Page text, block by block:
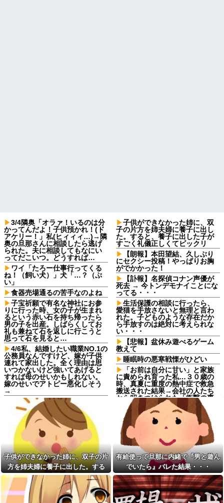
3/4隣奥「オラァ！いるのは分
かってんだよ！子供預かれ！(ド
アケリー！」私(ヒィィィ…)→隣
奥の旦那さんに相談したら逃げ
られた。夫に相談してもなにい
ってだこいつ。どうすれば…
ワイ「たろー仕事行ってくる
ね！（飼い犬）」犬「…？（ぷ
い」
食器売場通るの苦手なのよね
子宝祈願で有名な神社にお参
りに行った時、女の子が生まれ
るという赤い石を持ち帰ったら
男の子を出産。しばらくしてお
礼も兼ねて石を返しに行こうと
思って石を見ると…
4/6私、結婚したい職業NO.1の
公務員なんですけど、嫁が子供
連れて家出した。全く理由は思
いつかないけど強いてあげると
すれば母のせいかもしれない。
嫁のせいでアトピー悪化しそう
→
転校生と仲良くなってその子
の家に遊びに行ったら私が小さ
い頃に撮った写真があった
AIさん、ドラクエ6を理想的に
アニメ化してしまう
【驚愕】SNSで異性とやりと
り《不倫》になる？→既婚男女
の約7割がまさかの『こう』回答
してしまうw w w w w w w w
【画像】ディズニーのおいな
り巻（600円）、流石にアレすぎ
て賛否両論の大炎上をしてしま
うw w w w w w w
子供ができなかった姉に、双
子の片方を姉夫婦に養子に出し
た。すると、養子に出した子が
すごく礼儀正しくてビックリ
【朗報】本田望結、久しぶり
にセクシー投稿！やっぱりお胸
がでかかった！
【訃報】名探偵コナン声優が
死去 → 今トンデモナイことにな
ってる・・・
生活保護の相談に行ったら、
愛猫を手放さないと無理と言わ
れた。子どものような存在だか
ら手放すのは絶対に考えられな
い・・・
【悲報】盆休み遊べるゲーム
教えて
睡眠時の悪寒戦慄がひどい
「お前は自分に甘い」と家族
に責められ育った私…３０歳の
時、真夏に重度の熱中症で救急
搬送された結果→会社の人たち
から叩きつけられた「衝撃の事
実」に絶句
「お前は自分に甘い」と家族
に責められ育った私…３０歳の
時、真夏に重度の熱中症で救急
搬送された結果→会社の人たち
から叩きつけられた「衝撃の事
実」に絶句
【悔しい】トメ「嫁子のお父
さんそんなに頑張ってるのにボ
ーナスが減ったり大変ねぇ」私
の自慢の父をバカにし始めた→
【結婚式当日に】義妹の不倫
を暴露した私。でも旦那が援助
子供ができなかった姉に、双子の片
方を姉夫婦に養子に出した。する
と、養子に出した子がすごく礼儀正
しくてビックリ
有給使って旦那に内緒で『男と遊ん
でいたら』バレた結果・・・